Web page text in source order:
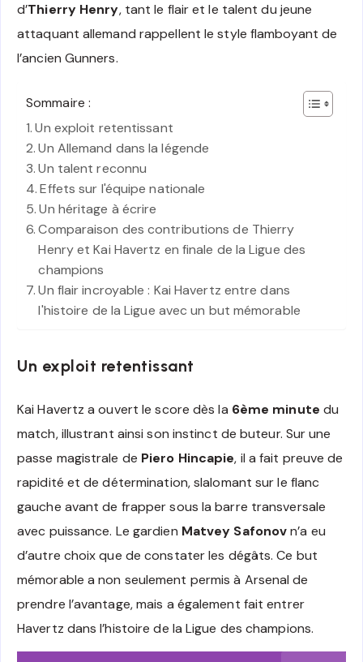
d’Thierry Henry, tant le flair et le talent du jeune
attaquant allemand rappellent le style flamboyant de
l’ancien Gunners.
Sommaire :
Un exploit retentissant
Un Allemand dans la légende
Un talent reconnu
Effets sur l'équipe nationale
Un héritage à écrire
Comparaison des contributions de Thierry
Henry et Kai Havertz en finale de la Ligue des
champions
Un flair incroyable : Kai Havertz entre dans
l'histoire de la Ligue avec un but mémorable
Un exploit retentissant
Kai Havertz a ouvert le score dès la 6ème minute du
match, illustrant ainsi son instinct de buteur. Sur une
passe magistrale de Piero Hincapie, il a fait preuve de
rapidité et de détermination, slalomant sur le flanc
gauche avant de frapper sous la barre transversale
avec puissance. Le gardien Matvey Safonovn’a eu
d’autre choix que de constater les dégâts. Ce but
mémorable a non seulement permis à Arsenal de
prendre l’avantage, mais a également fait entrer
Havertz dans l’histoire de la Ligue des champions.